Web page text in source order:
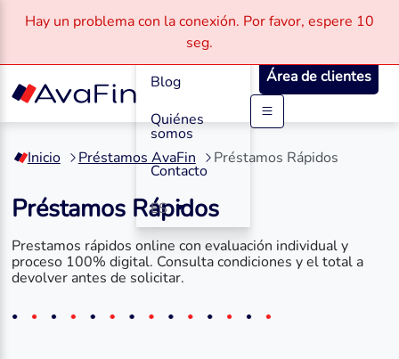
Saltar
contenido
Hay un problema con la conexión. Por favor, espere 10
seg.
Cómo
Funciona
Blog
Quiénes
somos
Contacto
ES
Área de clientes
Inicio Préstamos AvaFin Préstamos Rápidos
Préstamos Rápidos
Prestamos rápidos online con evaluación individual y
proceso 100% digital. Consulta condiciones y el total a
devolver antes de solicitar.